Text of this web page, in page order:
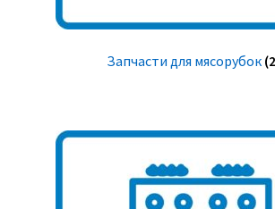
Запчасти для мясорубок